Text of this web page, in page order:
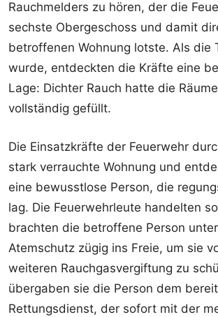
Rauchmelders zu hören, der die
sechste Obergeschoss und damit
betroffenen Wohnung lotste. Als die
wurde, entdeckten die Kräfte eine
Lage: Dichter Rauch hatte die
vollständig gefüllt.
Die Einsatzkräfte der Feuerwehr
stark verrauchte Wohnung und
eine bewusstlose Person, die
lag. Die Feuerwehrleute handelten
brachten die betroffene Person
Atemschutz zügig ins Freie, um sie
weiteren Rauchgasvergiftung zu
übergaben sie die Person dem
Rettungsdienst, der sofort mit der